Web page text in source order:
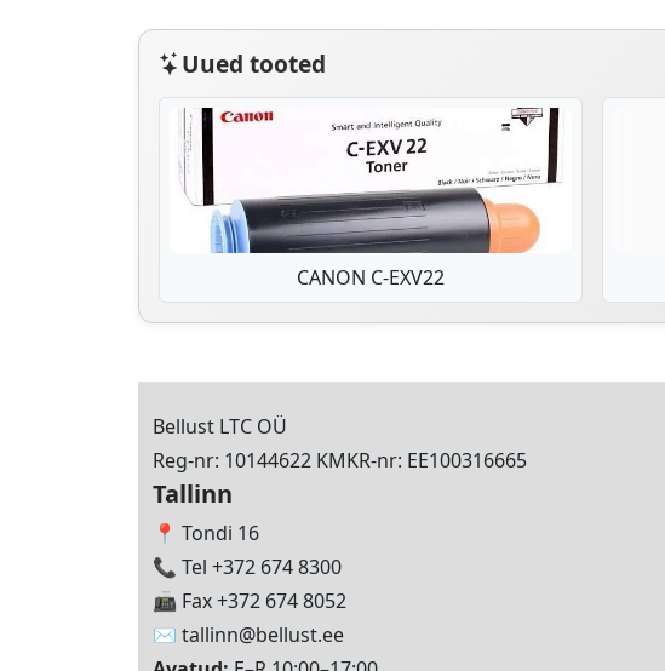
Uued tooted
CANON C-EXV22
Bellust LTC OÜ
Reg-nr: 10144622 KMKR-nr: EE100316665
Tallinn
📍 Tondi 16
📞 Tel +372 674 8300
📠 Fax +372 674 8052
✉️ tallinn@bellust.ee